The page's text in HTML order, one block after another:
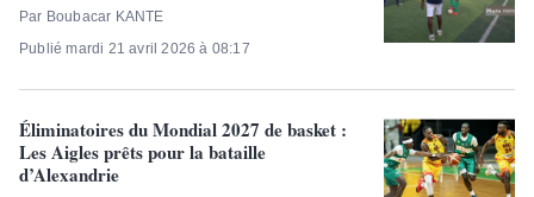
Par Boubacar KANTE
Publié mardi 21 avril 2026 à 08:17
Éliminatoires du Mondial 2027 de basket :
Les Aigles prêts pour la bataille
d’Alexandrie